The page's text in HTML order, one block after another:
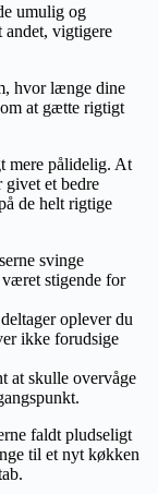
umulig og
andet, vigtigere
hvor længe dine
at gætte rigtigt
mere pålidelig. At
et bedre
de helt rigtige
svinge
stigende for
oplever du
ikke forudsige
at skulle overvåge
faldt pludseligt
til et nyt køkken